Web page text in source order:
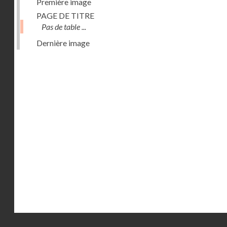
PAGE DE TITRE
Pas de table ...
Dernière image